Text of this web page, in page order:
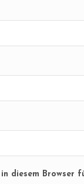
diesem Browser